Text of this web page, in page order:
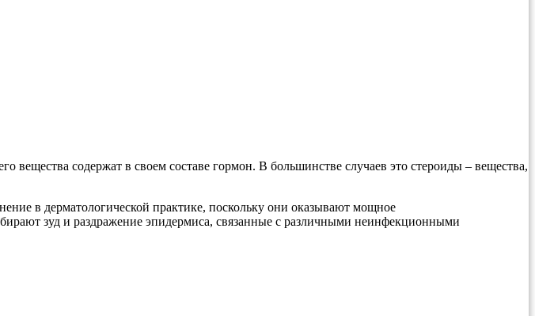
содержат в своем составе гормон. В большинстве случаев это стероиды – вещества,
в дерматологической практике, поскольку они оказывают мощное
зуд и раздражение эпидермиса, связанные с различными неинфекционными